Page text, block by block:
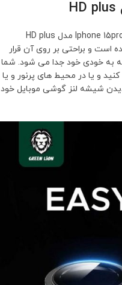
گلس لنز دوربین گرین لاین برای اپل Iphone 15promax مدل HD plus
است و براحتی بر روی آن قرار
به خودی خود جدا می شود. شما
و یا در محیط های پرنور و یا
شیشه لنز گوشی موبایل خود